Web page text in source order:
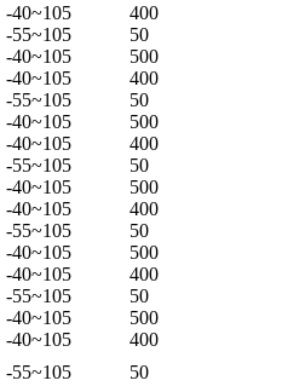
-40~105
400
-55~105
50
-40~105
500
-40~105
400
-55~105
50
-40~105
500
-40~105
400
-55~105
50
-40~105
500
-40~105
400
-55~105
50
-40~105
500
-40~105
400
-55~105
50
-40~105
500
-40~105
400
-55~105 50